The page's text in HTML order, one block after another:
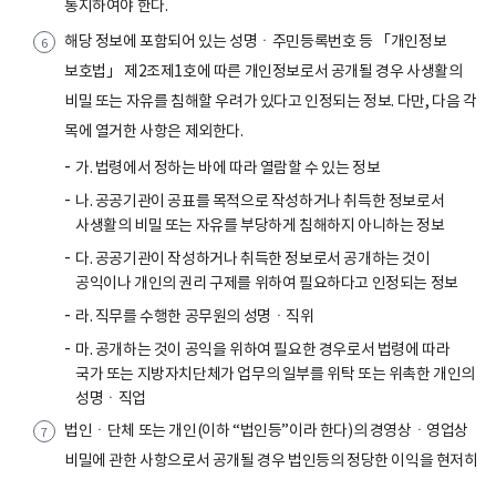
통지하여야 한다.
해당 정보에 포함되어 있는 성명ㆍ주민등록번호 등 「개인정보
보호법」 제2조제1호에 따른 개인정보로서 공개될 경우 사생활의
비밀 또는 자유를 침해할 우려가 있다고 인정되는 정보. 다만, 다음 각
목에 열거한 사항은 제외한다.
가. 법령에서 정하는 바에 따라 열람할 수 있는 정보
나. 공공기관이 공표를 목적으로 작성하거나 취득한 정보로서
사생활의 비밀 또는 자유를 부당하게 침해하지 아니하는 정보
다. 공공기관이 작성하거나 취득한 정보로서 공개하는 것이
공익이나 개인의 권리 구제를 위하여 필요하다고 인정되는 정보
라. 직무를 수행한 공무원의 성명ㆍ직위
마. 공개하는 것이 공익을 위하여 필요한 경우로서 법령에 따라
국가 또는 지방자치단체가 업무의 일부를 위탁 또는 위촉한 개인의
성명ㆍ직업
법인ㆍ단체 또는 개인(이하 “법인등”이라 한다)의 경영상ㆍ영업상
비밀에 관한 사항으로서 공개될 경우 법인등의 정당한 이익을 현저히